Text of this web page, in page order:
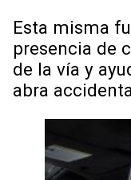
Esta misma
presencia de
de la vía y
abra